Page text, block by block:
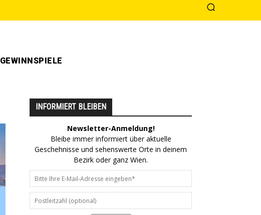
GEWINNSPIELE
INFORMIERT BLEIBEN
Newsletter-Anmeldung!
Bleibe immer informiert über aktuelle
Geschehnisse und sehenswerte Orte in deinem
Bezirk oder ganz Wien.